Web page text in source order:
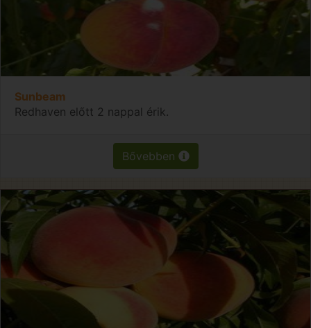
Sunbeam
Redhaven előtt 2 nappal érik.
Bővebben